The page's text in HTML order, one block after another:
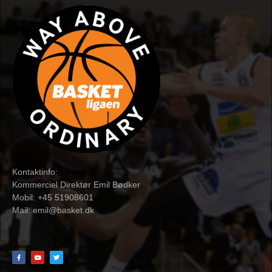
Kontaktinfo:
Kommerciel Direktør Emil Bødker
Mobil: +45 51908601
Mail:emil@basket.dk